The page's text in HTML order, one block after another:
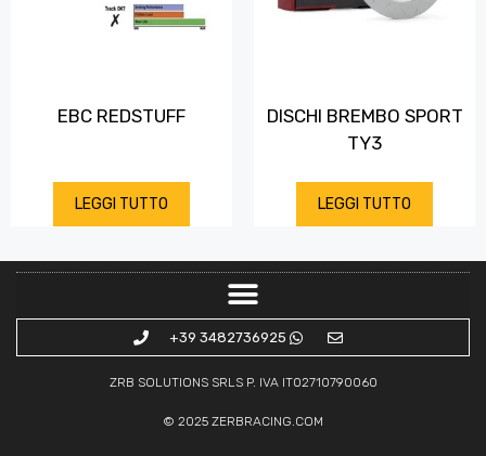
EBC REDSTUFF
LEGGI TUTTO
DISCHI BREMBO SPORT
TY3
LEGGI TUTTO
+39 3482736925
ZRB SOLUTIONS SRLS P. IVA IT02710790060
© 2025 ZERBRACING.COM